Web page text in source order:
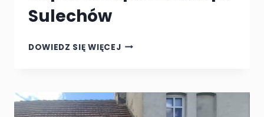
Sulechów
DOWIEDZ SIĘ WIĘCEJSUPERUBEZPIECZENIA.PL